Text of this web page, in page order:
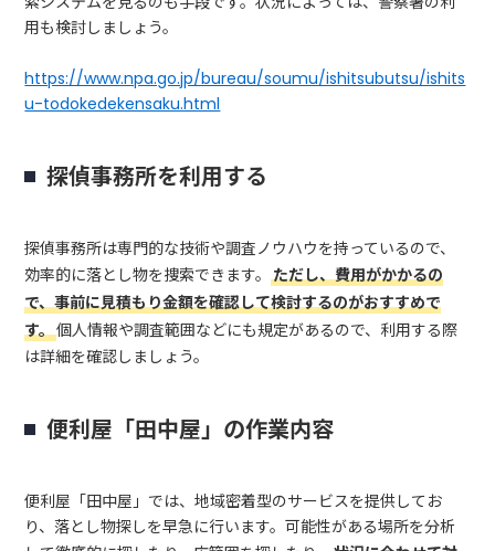
用も検討しましょう。
https://www.npa.go.jp/bureau/soumu/ishitsubutsu/ishits
u-todokedekensaku.html
探偵事務所を利用する
探偵事務所は専門的な技術や調査ノウハウを持っているので、
効率的に落とし物を捜索できます。ただし、費用がかかるの
で、事前に見積もり金額を確認して検討するのがおすすめで
す。個人情報や調査範囲などにも規定があるので、利用する際
は詳細を確認しましょう。
便利屋「田中屋」の作業内容
便利屋「田中屋」では、地域密着型のサービスを提供してお
り、落とし物探しを早急に行います。可能性がある場所を分析